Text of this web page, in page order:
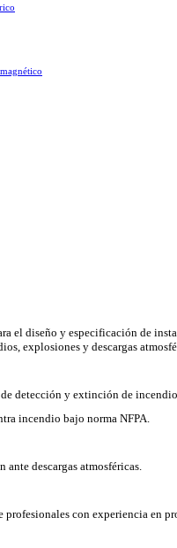
el diseño y especificación de
explosiones y descargas
detección y extinción de
incendio bajo norma NFPA.
descargas atmosféricas.
con experiencia en